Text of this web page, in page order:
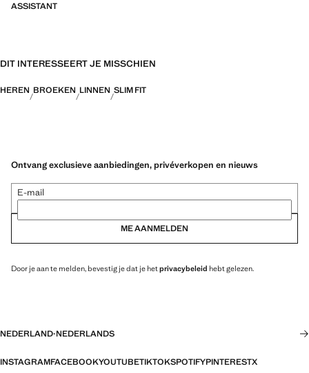
ASSISTANT
DIT INTERESSEERT JE MISSCHIEN
HEREN BROEKEN LINNEN SLIM FIT
Ontvang exclusieve aanbiedingen, privéverkopen en nieuws
E-mail
ME AANMELDEN
Door je aan te melden, bevestig je dat je hetprivacybeleid hebt gelezen.
NEDERLAND·NEDERLANDS
INSTAGRAMFACEBOOKYOUTUBETIKTOKSPOTIFYPINTERESTX